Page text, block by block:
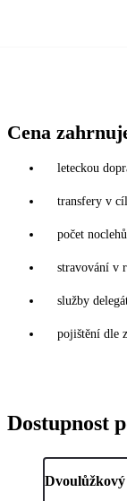
Cena
leteckou
transfery v
počet
stravování v
služby
pojištění dle
Dostupnost